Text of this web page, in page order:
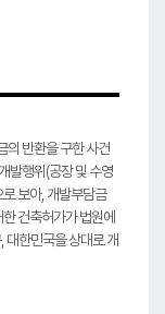
반환을 구한 사건
행위(공장 및 수영
보아, 개발부담금
건축허가가 법원에
한민국을 상대로 개